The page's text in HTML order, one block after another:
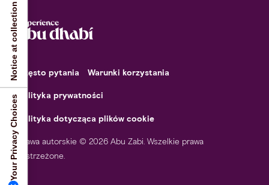
Często pytania Warunki korzystania
Polityka prywatności
Polityka dotycząca plików cookie
Prawa autorskie © 2026 Abu Zabi. Wszelkie prawa
zastrzeżone.
Your Privacy Choices
Notice at collection